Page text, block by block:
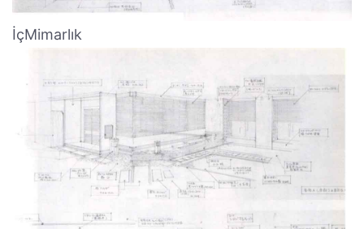
İçMimarlık